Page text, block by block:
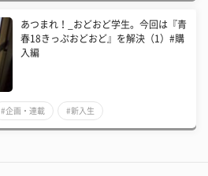
あつまれ！_おどおど学生。今回は『青
春18きっぷおどおど』を解決（1）#購
入編
#企画・連載 #新入生